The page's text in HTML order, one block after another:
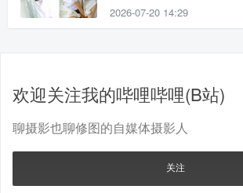
2026-07-20 14:29
欢迎关注我的哔哩哔哩(B站)
聊摄影也聊修图的自媒体摄影人
关注